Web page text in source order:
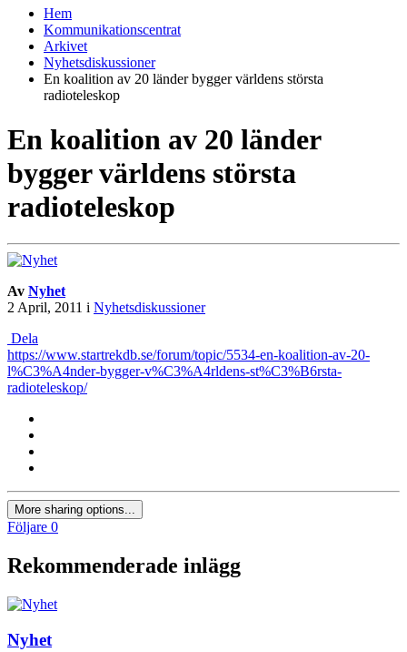
Hem
Kommunikationscentrat
Arkivet
Nyhetsdiskussioner
En koalition av 20 länder bygger världens största
radioteleskop
En koalition av 20 länder
bygger världens största
radioteleskop
Av Nyhet
2 April, 2011 i Nyhetsdiskussioner
Dela
https://www.startrekdb.se/forum/topic/5534-en-koalition-av-20-
l%C3%A4nder-bygger-v%C3%A4rldens-st%C3%B6rsta-
radioteleskop/
More sharing options...
Följare 0
Rekommenderade inlägg
Nyhet